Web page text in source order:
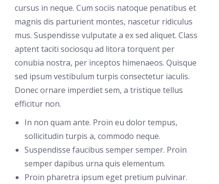
cursus in neque. Cum sociis natoque penatibus et
magnis dis parturient montes, nascetur ridiculus
mus. Suspendisse vulputate a ex sed aliquet. Class
aptent taciti sociosqu ad litora torquent per
conubia nostra, per inceptos himenaeos. Quisque
sed ipsum vestibulum turpis consectetur iaculis.
Donec ornare imperdiet sem, a tristique tellus
efficitur non.
In non quam ante. Proin eu dolor tempus,
sollicitudin turpis a, commodo neque.
Suspendisse faucibus semper semper. Proin
semper dapibus urna quis elementum.
Proin pharetra ipsum eget pretium pulvinar.